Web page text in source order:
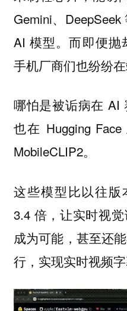
Gemini、
AI 模型。而即便抛
手机厂商们也纷纷
哪怕是被诟病在 AI
也在 Hugging
MobileCLIP2。
这些模型比以往
3.4 倍，让实时视
成为可能，甚至还
行，实现实时视频字